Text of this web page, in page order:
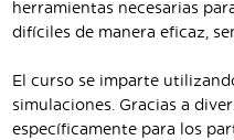
herramientas necesarias
difíciles de manera eficaz,
El curso se imparte
simulaciones. Gracias a
específicamente para los